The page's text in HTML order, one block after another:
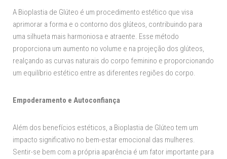
A Bioplastia de Glúteo é um procedimento estético que visa
aprimorar a forma e o contorno dos glúteos, contribuindo para
uma silhueta mais harmoniosa e atraente. Esse método
proporciona um aumento no volume e na projeção dos glúteos,
realçando as curvas naturais do corpo feminino e proporcionando
um equilíbrio estético entre as diferentes regiões do corpo.
Empoderamento e Autoconfiança
Além dos benefícios estéticos, a Bioplastia de Glúteo tem um
impacto significativo no bem-estar emocional das mulheres.
Sentir-se bem com a própria aparência é um fator importante para